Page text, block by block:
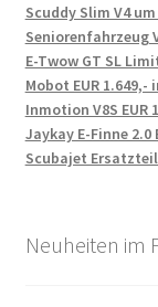
Scuddy Slim V4
Seniorenfahrzeug
E-Twow GT SL
Mobot EUR 1.649,-
Inmotion V8S EUR
Jaykay E-Finne 2.0
Scubajet
Neuheiten im